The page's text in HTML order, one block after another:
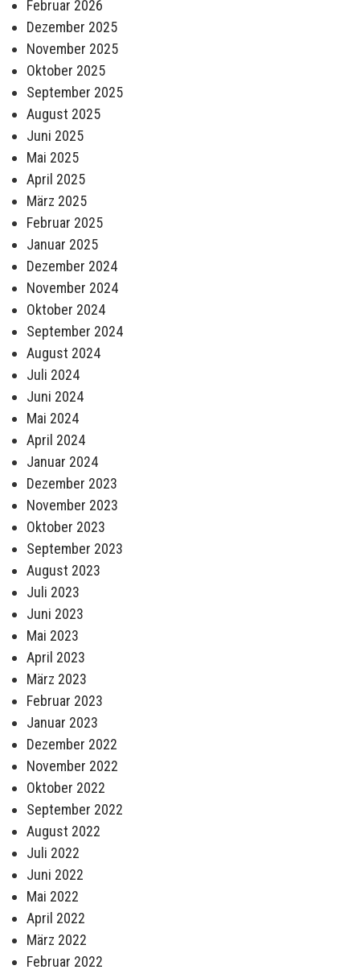
Februar 2026
Dezember 2025
November 2025
Oktober 2025
September 2025
August 2025
Juni 2025
Mai 2025
April 2025
März 2025
Februar 2025
Januar 2025
Dezember 2024
November 2024
Oktober 2024
September 2024
August 2024
Juli 2024
Juni 2024
Mai 2024
April 2024
Januar 2024
Dezember 2023
November 2023
Oktober 2023
September 2023
August 2023
Juli 2023
Juni 2023
Mai 2023
April 2023
März 2023
Februar 2023
Januar 2023
Dezember 2022
November 2022
Oktober 2022
September 2022
August 2022
Juli 2022
Juni 2022
Mai 2022
April 2022
März 2022
Februar 2022